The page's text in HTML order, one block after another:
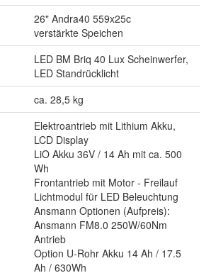
26" Andra40 559x25c
verstärkte Speichen
LED BM Briq 40 Lux Scheinwerfer,
LED Standrücklicht
ca. 28,5 kg
Elektroantrieb mit Lithium Akku,
LCD Display
LiO Akku 36V / 14 Ah mit ca. 500
Wh
Frontantrieb mit Motor - Freilauf
Lichtmodul für LED Beleuchtung
Ansmann Optionen (Aufpreis):
Ansmann FM8.0 250W/60Nm
Antrieb
Option U-Rohr Akku 14 Ah / 17.5
Ah / 630Wh